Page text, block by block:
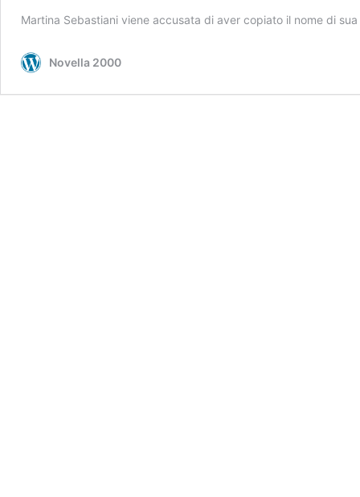
Martina Sebastiani viene accusata di aver copiato il nome di
Novella 2000